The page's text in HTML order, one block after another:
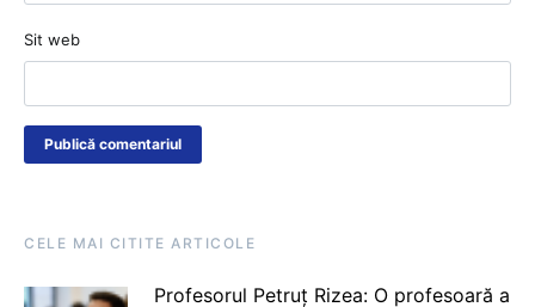
Sit web
CELE MAI CITITE ARTICOLE
Profesorul Petruț Rizea: O profesoară a